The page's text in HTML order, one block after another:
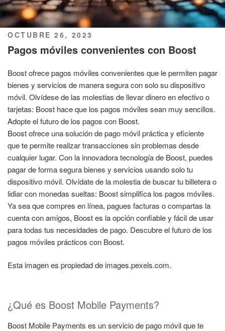
PUBLICADO
EL
OCTUBRE 26, 2023
Pagos móviles convenientes con Boost
Boost ofrece pagos móviles convenientes que le permiten pagar
bienes y servicios de manera segura con solo su dispositivo
móvil. Olvídese de las molestias de llevar dinero en efectivo o
tarjetas: Boost hace que los pagos móviles sean muy sencillos.
Adopte el futuro de los pagos con Boost.
Boost ofrece una solución de pago móvil práctica y eficiente
que te permite realizar transacciones sin problemas desde
cualquier lugar. Con la innovadora tecnología de Boost, puedes
pagar de forma segura bienes y servicios usando solo tu
dispositivo móvil. Olvídate de la molestia de buscar tu billetera o
lidiar con monedas sueltas: Boost simplifica los pagos móviles.
Ya sea que compres en línea, pagues facturas o compartas la
cuenta con amigos, Boost es la opción confiable y fácil de usar
para todas tus necesidades de pago. Descubre el futuro de los
pagos móviles prácticos con Boost.
Esta imagen es propiedad de images.pexels.com.
¿Qué es Boost Mobile Payments?
Boost Mobile Payments es un servicio de pago móvil que te